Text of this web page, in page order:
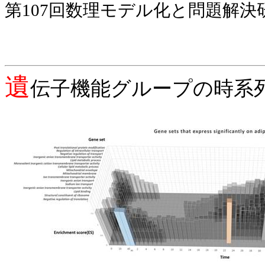
第107回数理モデル化と問題解決
遺伝子機能グループの時系